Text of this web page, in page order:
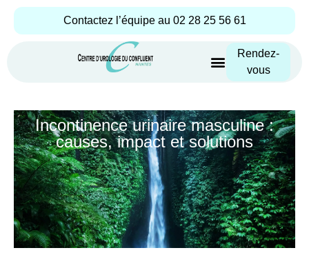
Aller
contenu
Contactez l’équipe au 02 28 25 56 61
Rendez-
vous
Incontinence urinaire masculine :
causes, impact et solutions